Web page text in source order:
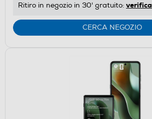
Ritiro in negozio in 30' gratuito: verifica
CERCA NEGOZIO